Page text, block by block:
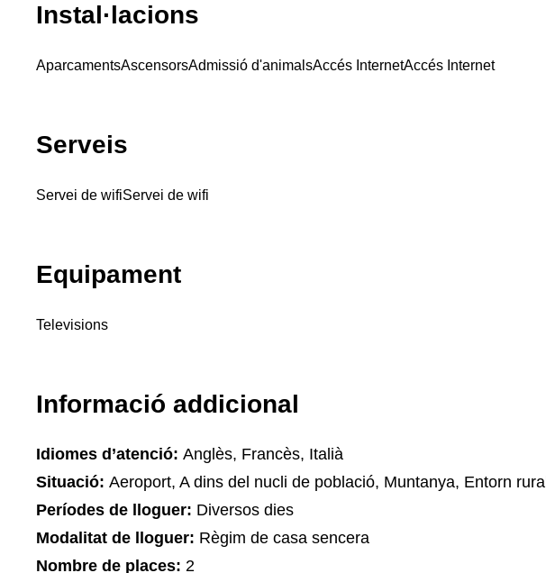
Instal·lacions
AparcamentsAscensorsAdmissió d'animalsAccés InternetAccés Internet
Serveis
Servei de wifiServei de wifi
Equipament
Televisions
Informació addicional
Idiomes d’atenció: Anglès, Francès, Italià
Situació: Aeroport, A dins del nucli de població, Muntanya, Entorn rural
Períodes de lloguer: Diversos dies
Modalitat de lloguer: Règim de casa sencera
Nombre de places: 2